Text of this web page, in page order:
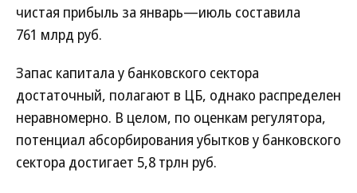
чистая прибыль за январь—июль составила
761 млрд руб.
Запас капитала у банковского сектора
достаточный, полагают в ЦБ, однако распределен
неравномерно. В целом, по оценкам регулятора,
потенциал абсорбирования убытков у банковского
сектора достигает 5,8 трлн руб.